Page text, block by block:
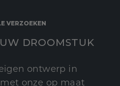
VERZOEKEN
DROOMSTUK
ontwerp in
onze op maat